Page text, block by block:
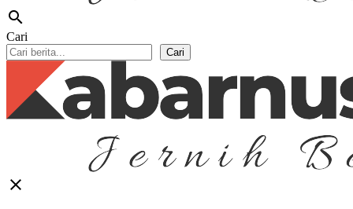
search
Cari
Cari
close